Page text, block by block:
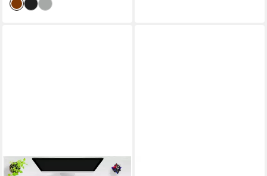
COVER-YOUR-DESK.DE